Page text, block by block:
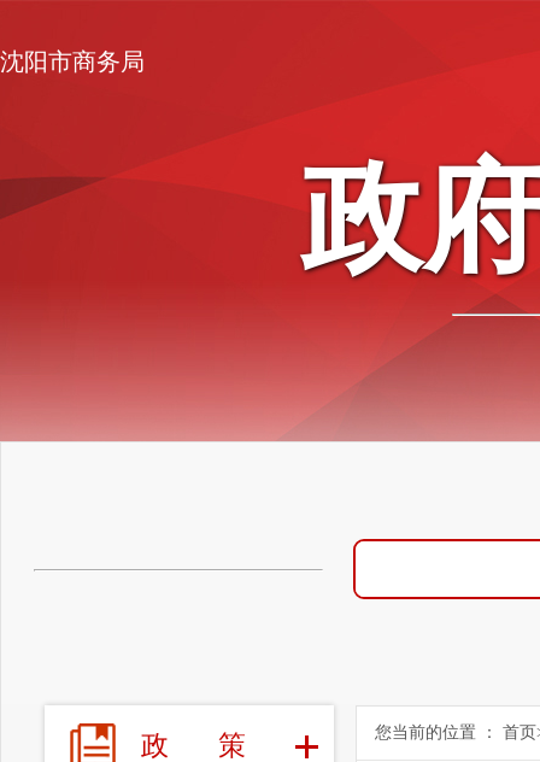
沈阳市商务局
政
政 策 您当前的位置 ： 首页